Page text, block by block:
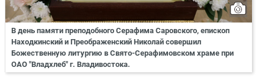
В день памяти преподобного Серафима Саровского, епископ
Находкинский и Преображенский Николай совершил
Божественную литургию в Свято-Серафимовском храме при
ОАО "Владхлеб" г. Владивостока.